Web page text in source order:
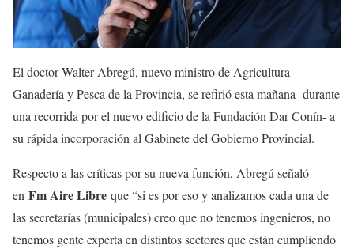
El doctor Walter Abregú, nuevo ministro de Agricultura
Ganadería y Pesca de la Provincia, se refirió esta mañana -durante
una recorrida por el nuevo edificio de la Fundación Dar Conín- a
su rápida incorporación al Gabinete del Gobierno Provincial.
Respecto a las críticas por su nueva función, Abregú señaló
en Fm Aire Libre que “si es por eso y analizamos cada una de
las secretarías (municipales) creo que no tenemos ingenieros, no
tenemos gente experta en distintos sectores que están cumpliendo